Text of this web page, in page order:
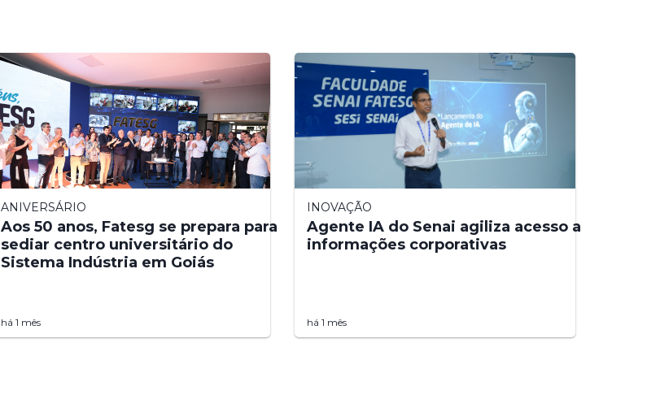
ANIVERSÁRIO
Aos 50 anos, Fatesg se prepara para
sediar centro universitário do
Sistema Indústria em Goiás
há 1 mês
INOVAÇÃO
Agente IA do Senai agiliza acesso a
informações corporativas
há 1 mês